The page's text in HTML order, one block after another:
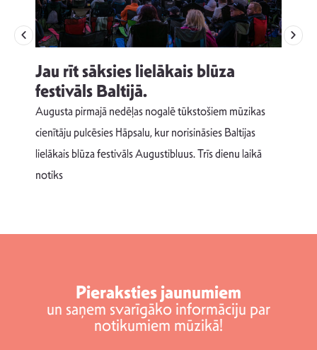
Jau rīt sāksies lielākais blūza
festivāls Baltijā.
Augusta pirmajā nedēļas nogalē tūkstošiem mūzikas
cienītāju pulcēsies Hāpsalu, kur norisināsies Baltijas
lielākais blūza festivāls Augustibluus. Trīs dienu laikā
notiks
Pieraksties jaunumiem
un saņem svarīgāko informāciju par
notikumiem mūzikā!